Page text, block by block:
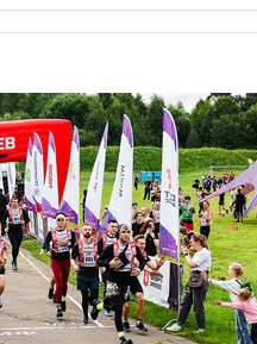
сбила еще 281 украинский
беспилотник над Россией
призвала оптимизировать
олимпиады для поступления в
вузы
вчера, 20:15Минтранс
предложил оплачивать
защиту дорог от БПЛА из
средств на ремонт
вчера, 20:00Зеленский 8
августа посетит Сербию с
официальным визитом